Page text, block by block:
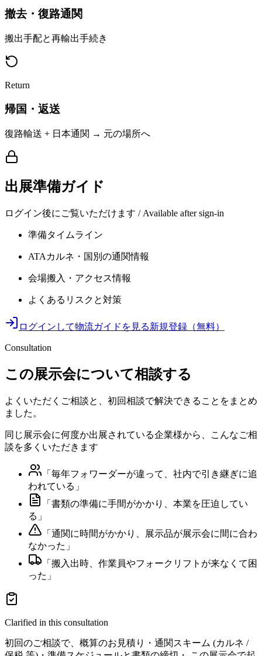
撤去・復路通関
搬出手配と再輸出手続き
Return
帰国・返送
復路輸送 + 日本通関 → 元の場所へ
出展準備ガイド
ログイン後にご覧いただけます / Available after sign-in
準備タイムライン
ATAカルネ・国別の通関情報
会場搬入・アクセス情報
よくあるリスクと対策
ログインして物流ガイドを見る新規登録（無料）
Consultation
この展示会について相談する
よくいただくご相談と、初回相談で解決できることをまとめ
ました。
同じ展示会に何度か出展されている企業様から、こんなご相
談を多くいただきます
「 毎年フォワーダーが違って、社内で引き継ぎに追
われている 」
「 書類の準備に手間がかかり、本業を圧迫してい
る 」
「 通関に時間がかかり、展示品が展示会に間に合わ
なかった 」
「 搬入出時、作業員やフォークリフトが来なくて困
った 」
Clarified in this consultation
初回のご相談で、概算のお見積り・通関スキーム (カルネ /